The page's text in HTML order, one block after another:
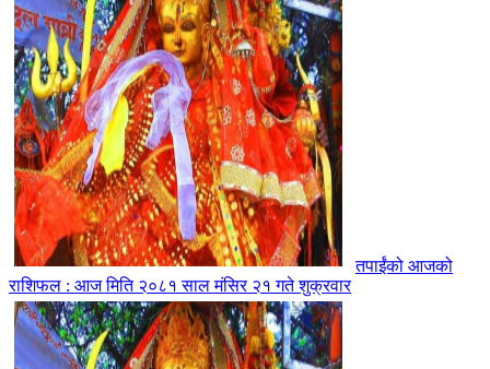
तपाईंको आजको
राशिफल : आज मिति २०८१ साल मंसिर २१ गते शुक्रवार